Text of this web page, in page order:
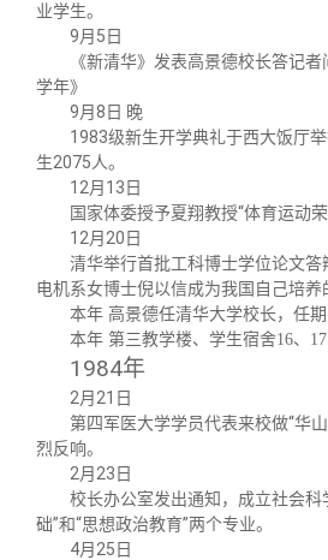
义工计划
新媒体平台
青春风采
校友文苑
信息化服务
三创大赛
总会简介
会长致辞
关闭
业学生。
9月5日
《新清华》发表高景德校长答记
学年》
9月8日 晚
1983级新生开学典礼于西大饭厅
生2075人。
12月13日
国家体委授予夏翔教授“体育运动荣
12月20日
清华举行首批工科博士学位论文
电机系女博士倪以信成为我国自己培养
本年 高景德任清华大学校长，任期
本年 第三教学楼、学生宿舍16、17
1984年
2月21日
第四军医大学学员代表来校做“华
烈反响。
2月23日
校长办公室发出通知，成立社会科
础”和“思想政治教育”两个专业。
4月25日